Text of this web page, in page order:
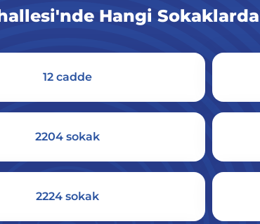
Hangi
12 cadde
2204 sokak
2224 sokak